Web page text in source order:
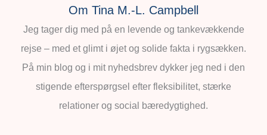
Om Tina M.-L. Campbell
Jeg tager dig med på en levende og tankevækkende
rejse – med et glimt i øjet og solide fakta i rygsækken.
På min blog og i mit nyhedsbrev dykker jeg ned i den
stigende efterspørgsel efter fleksibilitet, stærke
relationer og social bæredygtighed.